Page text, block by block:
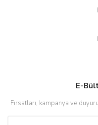
E-
Fırsatları, kampanya ve